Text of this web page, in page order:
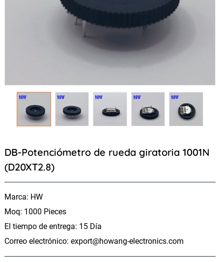
DB-Potenciómetro de rueda giratoria 1001N
(D20XT2.8)
Marca: HW
Moq: 1000 Pieces
El tiempo de entrega: 15 Día
Correo electrónico: export@howang-electronics.com